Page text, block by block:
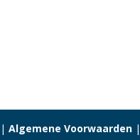
|Algemene Voorwaarden